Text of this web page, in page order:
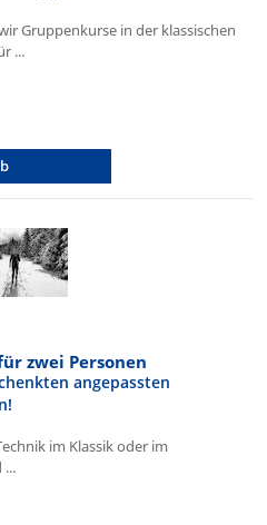
Gruppenkurse in der klassischen
...
zwei Personen
angepassten
im Klassik oder im
...